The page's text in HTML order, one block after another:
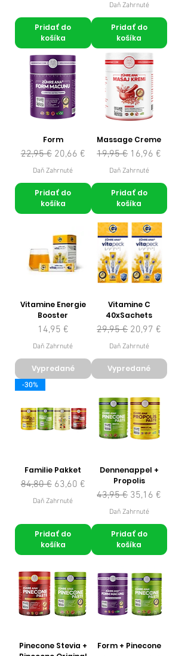
Pridať do
košíka
Daň Zahrnuté
Pridať do
košíka
Form
Normálna cena
22,95 € Zľavnená cena
20,66 €
Daň Zahrnuté
Pridať do
košíka
Massage Creme
Normálna cena
19,95 € Zľavnená cena
16,96 €
Daň Zahrnuté
Pridať do
košíka
Vitamine Energie
Booster
Cena
14,95 €
Daň Zahrnuté
Vypredané
Vitamine C
40xSachets
Normálna cena
29,95 € Zľavnená cena
20,97 €
Daň Zahrnuté
Vypredané
-30%
Familie Pakket
Normálna cena
84,80 € Zľavnená cena
63,60 €
Daň Zahrnuté
Pridať do
košíka
Dennenappel +
Propolis
Normálna cena
43,95 € Zľavnená cena
35,16 €
Daň Zahrnuté
Pridať do
košíka
Pinecone Stevia +
Form + Pinecone